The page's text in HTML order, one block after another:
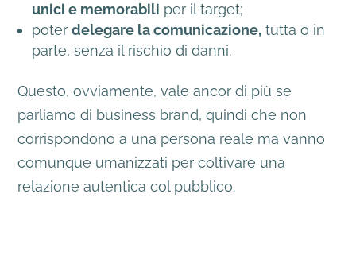
unici e memorabili per il target;
poterdelegare la comunicazione, tutta o in
parte, senza il rischio di danni.
Questo, ovviamente, vale ancor di più se
parliamo di business brand, quindi che non
corrispondono a una persona reale ma vanno
comunque umanizzati per coltivare una
relazione autentica col pubblico.